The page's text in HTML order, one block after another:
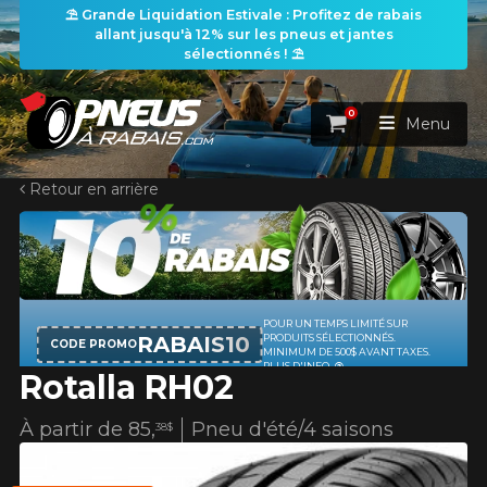
⛱️ Grande Liquidation Estivale : Profitez de rabais
allant jusqu'à 12% sur les pneus et jantes
sélectionnés ! ⛱️
ACCUEIL
PNEUS
RECHERCHE DE PNEUS VOIR TOUT
Rechercher par
Par dimensions
Recherche par dimensions DIAMÈTRE
ROUES
RECHERCHE DE ROUES
Par dimensions
ENSEMBLES
RECHERCHE D'ENSEMBLES
PROMOTIONS
Panier
0
Menu
Retour en arrière
Rotalla RH02
Pneu d'été/4 saisons
À partir de 85,38$